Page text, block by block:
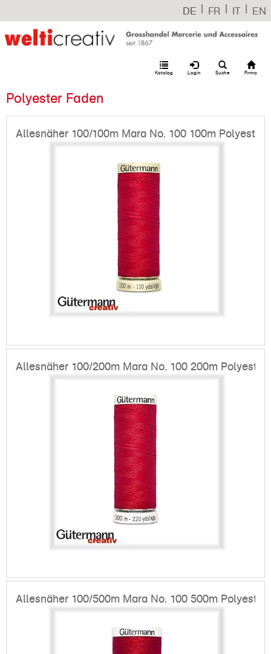
DE | FR | IT | EN
Firma
Suche
Login
Katalog
Polyester Faden
Allesnäher 100/100m Mara No. 100 100m Polyester
Allesnäher 100/200m Mara No. 100 200m Polyester
Allesnäher 100/500m Mara No. 100 500m Polyester